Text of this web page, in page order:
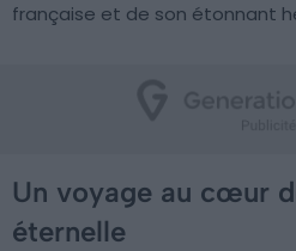
française et de son étonnant
Un voyage au cœur
éternelle